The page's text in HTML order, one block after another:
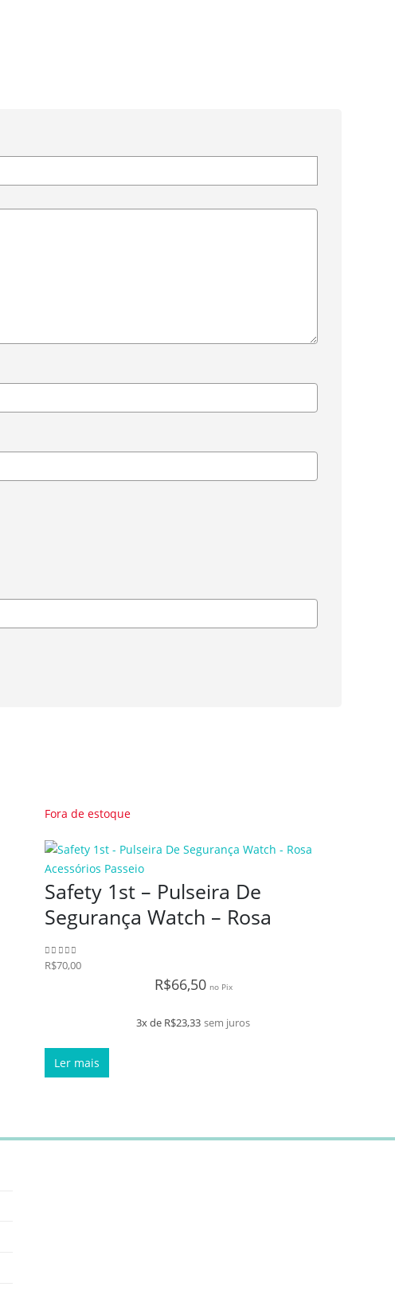
Fora de estoque
Acessórios Passeio
Safety 1st – Pulseira De
Segurança Watch – Rosa
0de 5
R$70,00
R$66,50 no Pix
3x de R$23,33 sem juros
Ler mais